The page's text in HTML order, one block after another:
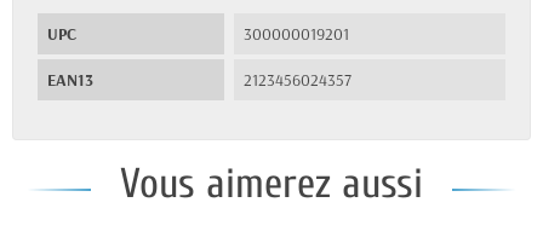
UPC 300000019201
EAN13 2123456024357
Vous aimerez aussi